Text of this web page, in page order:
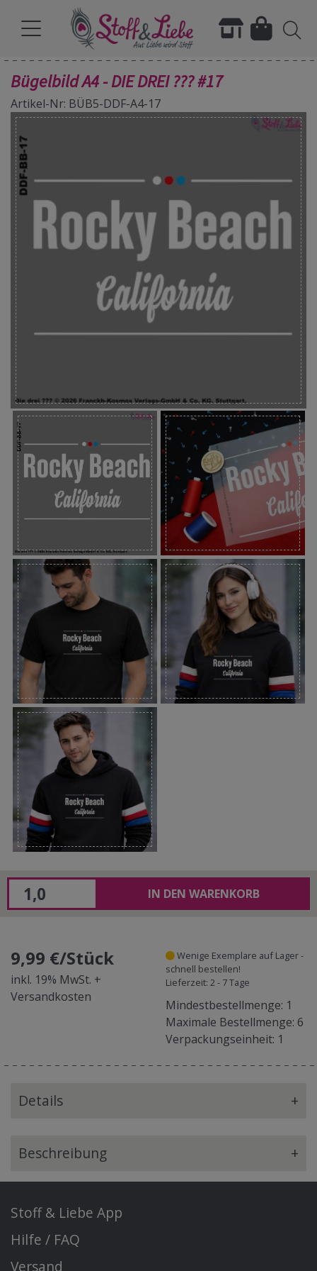
Bügelbild A4 - DIE DREI ??? #17
Artikel-Nr: BÜB5-DDF-A4-17
IN DEN WARENKORB
9,99 €/Stück
inkl. 19% MwSt. +
Versandkosten
Wenige Exemplare auf Lager -
schnell bestellen!
Lieferzeit: 2 - 7 Tage
Mindestbestellmenge: 1
Maximale Bestellmenge: 6
Verpackungseinheit: 1
Details +
Beschreibung +
Stoff & Liebe App
Hilfe / FAQ
Versand